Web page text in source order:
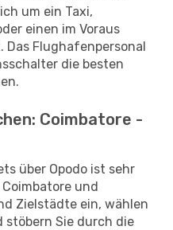
um ein Taxi,
einen im Voraus
Flughafenpersonal
die besten
Coimbatore -
über Opodo ist sehr
und
Zielstädte ein, wählen
stöbern Sie durch die